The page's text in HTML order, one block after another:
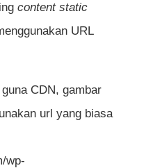
content static
URL
CDN, gambar
url yang biasa
wp-